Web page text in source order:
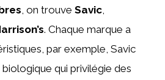
, on trouve Savic,
. Chaque marque a
par exemple, Savic
qui privilégie des